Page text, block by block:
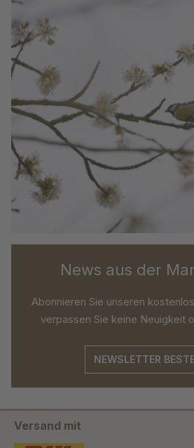
News aus der
Abonnieren Sie unseren
verpassen Sie keine Neuigkeit
NEWSLETTER
Versand mit